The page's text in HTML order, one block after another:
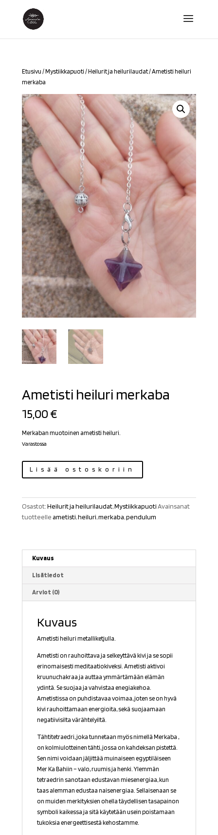
Etusivu /Mystiikkapuoti /Heilurit ja heilurilaudat/ Ametisti heiluri
merkaba
Ametisti heiluri merkaba
15,00€
Merkaban muotoinen ametisti heiluri.
Varastossa
Ametisti
heiluri
määrä
Lisää ostoskoriin
Osastot:Heilurit ja heilurilaudat,MystiikkapuotiAvainsanat
tuotteelleametisti,heiluri,merkaba,pendulum
Kuvaus
Lisätiedot
Arviot (0)
Kuvaus
Ametisti heiluri metalliketjulla.
Ametisti on rauhoittava ja selkeyttävä kivi ja se sopii
erinomaisesti meditaatiokiveksi. Ametisti aktivoi
kruunuchakraa ja auttaa ymmärtämään elämän
ydintä. Se suojaa ja vahvistaa enegiakehoa.
Ametistissa on puhdistavaa voimaa, joten se on hyvä
kivi rauhoittamaan energioita, sekä suojaamaan
negatiivisilta värähtelyiltä.
Tähtitetraedri, joka tunnetaan myös nimellä Merkaba ,
on kolmiulotteinen tähti, jossa on kahdeksan pistettä.
Sen nimi voidaan jäljittää muinaiseen egyptiläiseen
Mer Ka Bahiin – valo, ruumis ja henki. Ylemmän
tetraedrin sanotaan edustavan miesenergiaa, kun
taas alemman edustaa naisenergiaa. Sellaisenaan se
on muiden merkityksien ohella täydellisen tasapainon
symboli kaikessa ja sitä käytetään usein poistamaan
tukoksia energeettisestä kehostamme.